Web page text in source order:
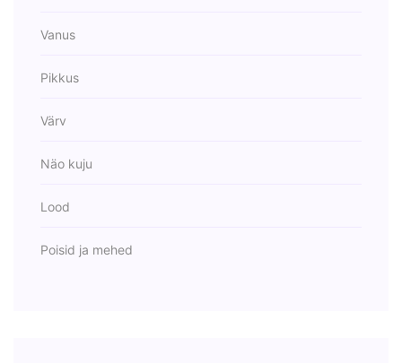
Vanus
Pikkus
Värv
Näo kuju
Lood
Poisid ja mehed